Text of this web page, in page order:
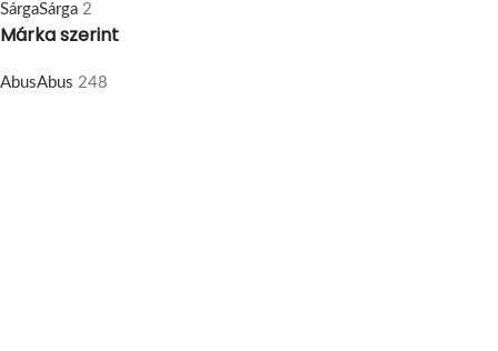
SárgaSárga 2
Márka szerint
AbusAbus 248